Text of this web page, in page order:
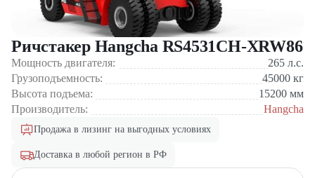
Ричстакер Hangcha RS4531CH-XRW86
Мощность двигателя: 265 л.с.
Грузоподъемность:
45000 кг
Высота подъема:
15200 мм
Производитель:
Hangcha
Продажа в лизинг на выгодных условиях
Доставка в любой регион в РФ